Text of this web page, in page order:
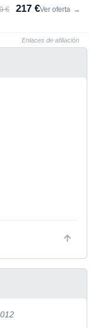
€ 217 €Ver oferta →
Enlaces de afiliación